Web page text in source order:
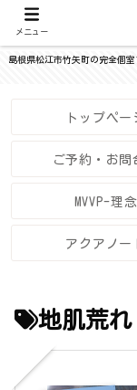
島根県松江市竹矢町の完全個
トップペー
ご予約・お問
MVVP-理念
アクアノー
地肌荒れ
メニュー